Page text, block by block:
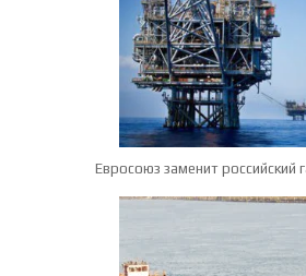
Евросоюз заменит российский